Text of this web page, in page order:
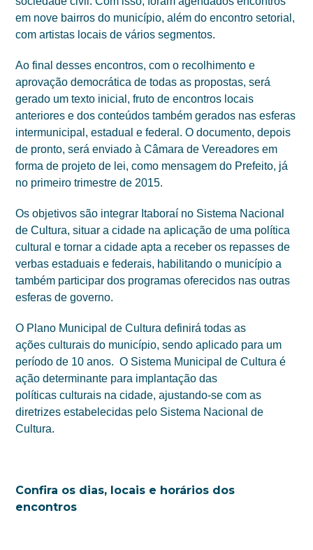
em nove bairros do município, além do encontro setorial,
com artistas locais de vários segmentos.
Ao final desses encontros, com o recolhimento e
aprovação democrática de todas as propostas, será
gerado um texto inicial, fruto de encontros locais
anteriores e dos conteúdos também gerados nas esferas
intermunicipal, estadual e federal. O documento, depois
de pronto, será enviado à Câmara de Vereadores em
forma de projeto de lei, como mensagem do Prefeito, já
no primeiro trimestre de 2015.
Os objetivos são integrar Itaboraí no Sistema Nacional
de Cultura, situar a cidade na aplicação de uma política
cultural e tornar a cidade apta a receber os repasses de
verbas estaduais e federais, habilitando o município a
também participar dos programas oferecidos nas outras
esferas de governo.
O Plano Municipal de Culturadefinirá todas as
ações culturais do município, sendo aplicado para um
período de 10 anos. O Sistema Municipal deCultura é
ação determinante para implantação das
políticas culturais na cidade, ajustando-se com as
diretrizes estabelecidas pelo Sistema Nacional de
Cultura.
Confira os dias, locais e horários dos
encontros